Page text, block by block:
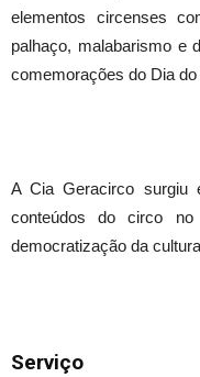
elementos circenses
palhaço, malabarismo e
comemorações do Dia
A Cia Geracirco surgiu
conteúdos do circo
democratização da
Serviço